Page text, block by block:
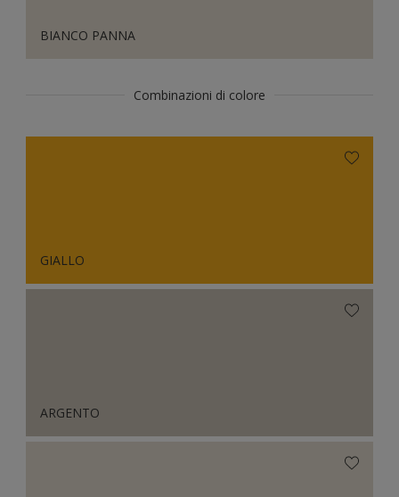
BIANCO PANNA
Combinazioni di colore
GIALLO
ARGENTO